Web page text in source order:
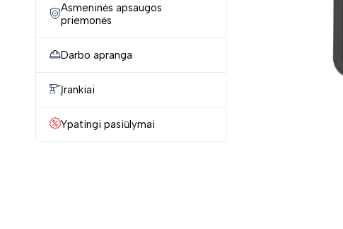
Asmeninės apsaugos
priemonės
Darbo apranga
Įrankiai
Ypatingi pasiūlymai